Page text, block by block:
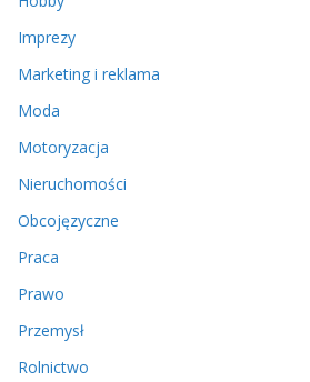
Imprezy
Marketing i reklama
Moda
Motoryzacja
Nieruchomości
Obcojęzyczne
Praca
Prawo
Przemysł
Rolnictwo